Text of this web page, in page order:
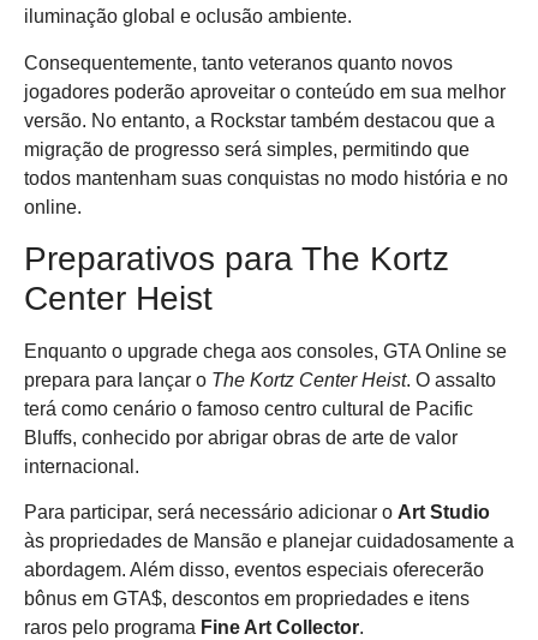
iluminação global e oclusão ambiente.
Consequentemente, tanto veteranos quanto novos
jogadores poderão aproveitar o conteúdo em sua melhor
versão. No entanto, a Rockstar também destacou que a
migração de progresso será simples, permitindo que
todos mantenham suas conquistas no modo história e no
online.
Preparativos para The Kortz
Center Heist
Enquanto o upgrade chega aos consoles, GTA Online se
prepara para lançar o The Kortz Center Heist. O assalto
terá como cenário o famoso centro cultural de Pacific
Bluffs, conhecido por abrigar obras de arte de valor
internacional.
Para participar, será necessário adicionar o Art Studio
às propriedades de Mansão e planejar cuidadosamente a
abordagem. Além disso, eventos especiais oferecerão
bônus em GTA$, descontos em propriedades e itens
raros pelo programa Fine Art Collector.